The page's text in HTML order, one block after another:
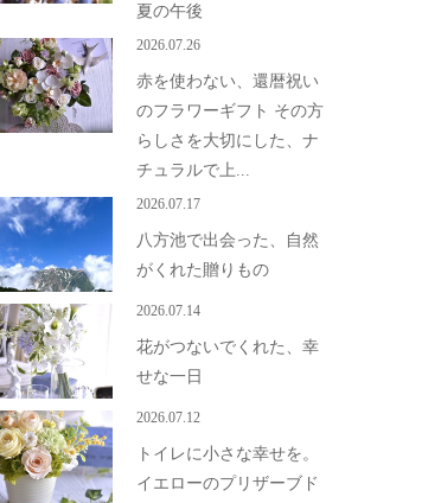
夏の午後
2026.07.26
赤を使わない、還暦祝い
のフラワーギフト その方
らしさを大切にした、ナ
チュラルで上...
2026.07.17
八方池で出会った、自然
がくれた贈りもの
2026.07.14
花がつないでくれた、幸
せな一日
2026.07.12
トイレに小さな幸せを。
イエローのプリザーブド